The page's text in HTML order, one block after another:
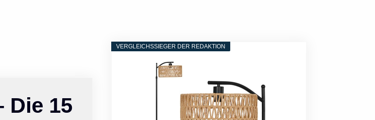
Die 15
VERGLEICHSSIEGER DER REDAKTION